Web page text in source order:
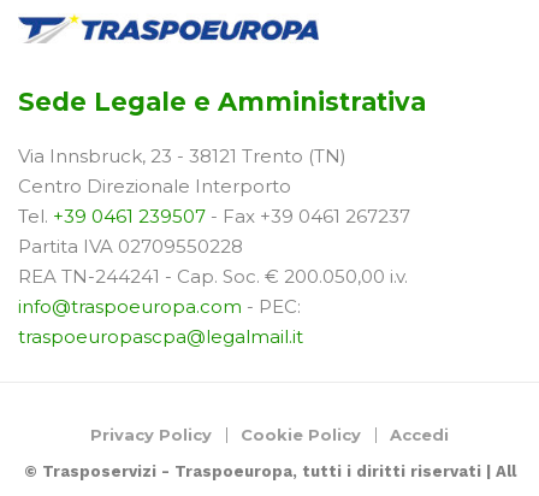
Sede Legale e Amministrativa
Via Innsbruck, 23 - 38121 Trento (TN)
Centro Direzionale Interporto
Tel. +39 0461 239507 - Fax +39 0461 267237
Partita IVA 02709550228
REA TN-244241 - Cap. Soc. € 200.050,00 i.v.
info@traspoeuropa.com - PEC:
traspoeuropascpa@legalmail.it
Privacy Policy Cookie Policy Accedi
© Trasposervizi - Traspoeuropa, tutti i diritti riservati | All